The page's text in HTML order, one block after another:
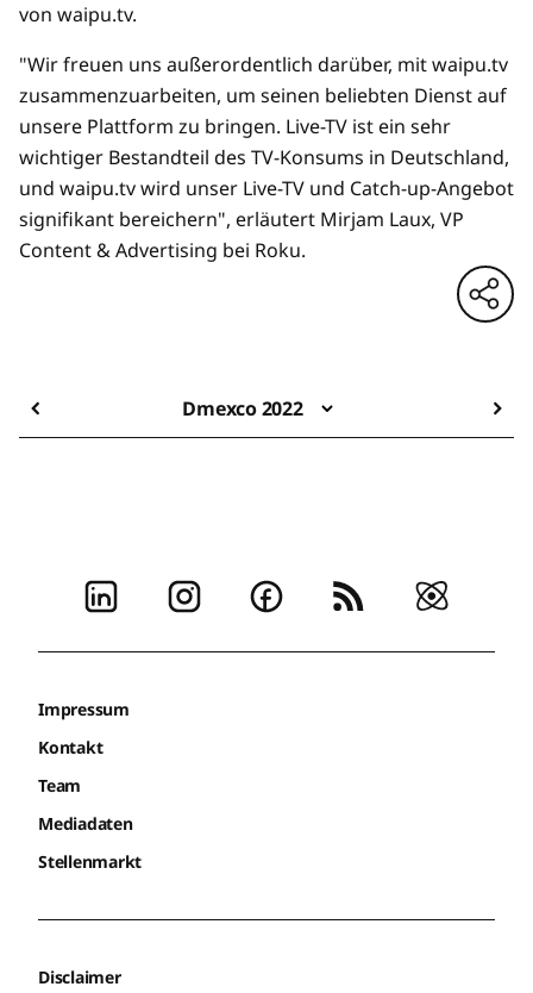
von waipu.tv.
"Wir freuen uns außerordentlich darüber, mit waipu.tv
zusammenzuarbeiten, um seinen beliebten Dienst auf
unsere Plattform zu bringen. Live-TV ist ein sehr
wichtiger Bestandteil des TV-Konsums in Deutschland,
und waipu.tv wird unser Live-TV und Catch-up-Angebot
signifikant bereichern", erläutert Mirjam Laux, VP
Content & Advertising bei Roku.
Dmexco 2022
Impressum
Kontakt
Team
Mediadaten
Stellenmarkt
Disclaimer